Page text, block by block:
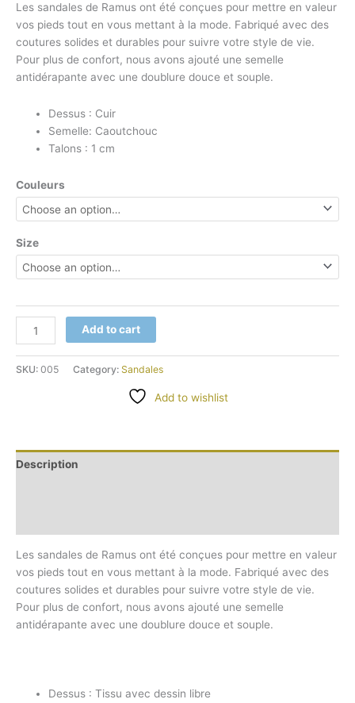
Les sandales de Ramus ont été conçues pour mettre en valeur
vos pieds tout en vous mettant à la mode. Fabriqué avec des
coutures solides et durables pour suivre votre style de vie.
Pour plus de confort, nous avons ajouté une semelle
antidérapante avec une doublure douce et souple.
Dessus : Cuir
Semelle: Caoutchouc
Talons : 1 cm
Couleurs
Size
Add to cart
SKU: 005 Category: Sandales
Add to wishlist
Description
Les sandales de Ramus ont été conçues pour mettre en valeur
vos pieds tout en vous mettant à la mode. Fabriqué avec des
coutures solides et durables pour suivre votre style de vie.
Pour plus de confort, nous avons ajouté une semelle
antidérapante avec une doublure douce et souple.
Dessus : Tissu avec dessin libre